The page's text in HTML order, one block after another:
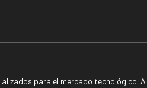
para el mercado tecnológico.